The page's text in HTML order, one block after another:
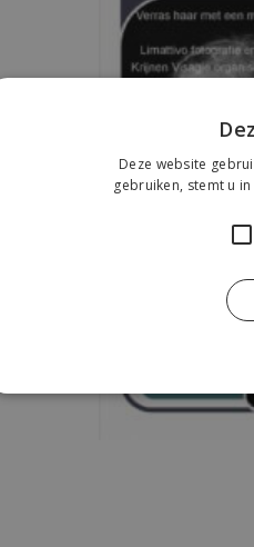
Deze website
gebruiken, stemt u